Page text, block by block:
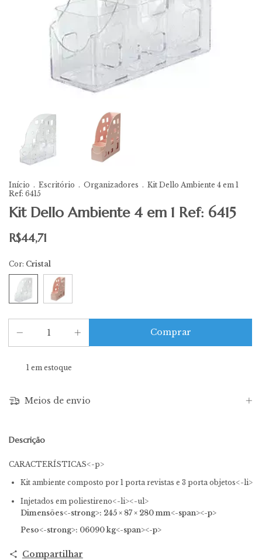
Início . Escritório . Organizadores . Kit Dello Ambiente 4 em 1
Ref: 6415
Kit Dello Ambiente 4 em 1 Ref: 6415
R$44,71
Cor: Cristal
1em estoque
Meios de envio
Descrição
CARACTERÍSTICAS<-p>
Kit ambiente composto por 1 porta revistas e 3 porta objetos<-li>
Injetados em poliestireno<-li><-ul>
Dimensões<-strong>: 245 × 87 × 280 mm<-span><-p>
Peso<-strong>: 06090 kg<-span><-p>
Compartilhar